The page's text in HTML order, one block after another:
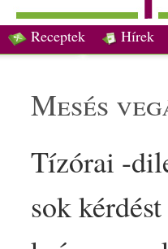
Receptek Hírek
mesés
Tízórai -
sok